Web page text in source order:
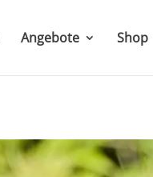
Angebote Shop